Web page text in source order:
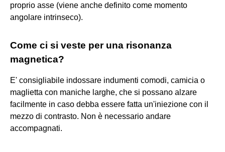
proprio asse (viene anche definito come momento
angolare intrinseco).
Come ci si veste per una risonanza
magnetica?
E' consigliabile indossare indumenti comodi, camicia o
maglietta con maniche larghe, che si possano alzare
facilmente in caso debba essere fatta un'iniezione con il
mezzo di contrasto. Non è necessario andare
accompagnati.